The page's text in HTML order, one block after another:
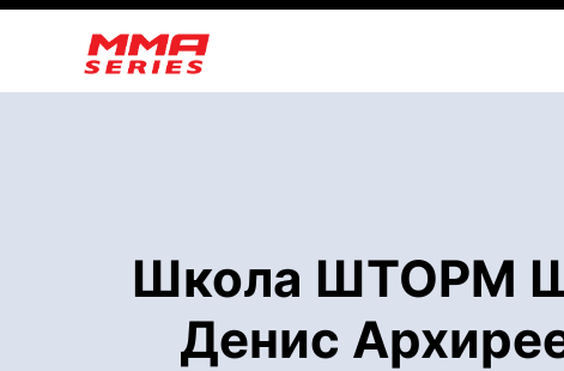
Школа ШТОРМ
Денис